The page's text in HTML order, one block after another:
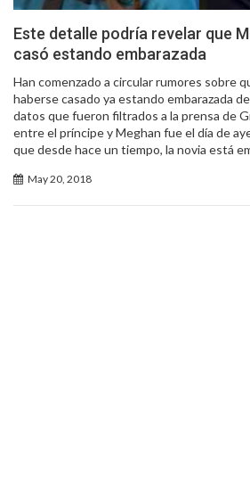
Este detalle podría revelar que
casó estando embarazada
Han comenzado a circular rumores sobre
haberse casado ya estando embarazada
datos que fueron filtrados a la prensa de
entre el príncipe y Meghan fue el día de
que desde hace un tiempo, la novia está
May 20, 2018